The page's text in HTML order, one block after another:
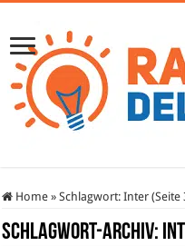
Home » Schlagwort:Inter (Seite
Schlagwort-Archiv: